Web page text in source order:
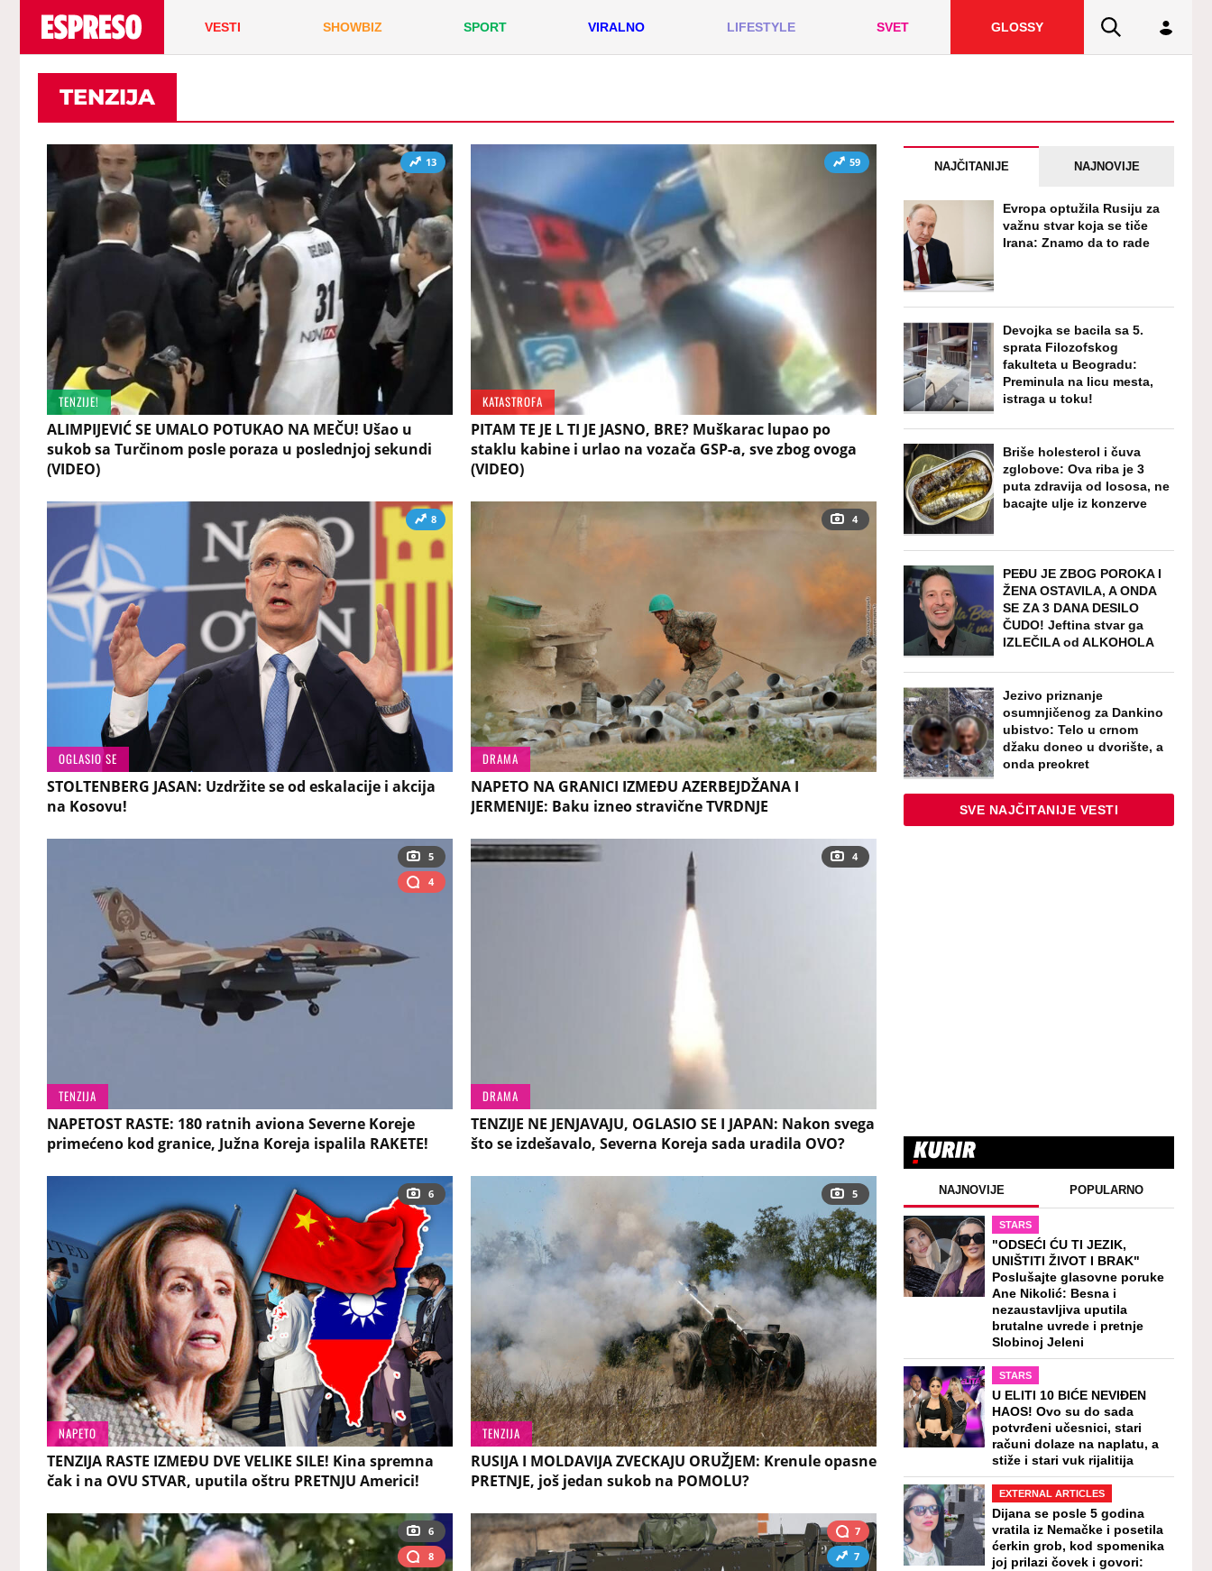
VESTI SHOWBIZ SPORT VIRALNO LIFESTYLE SVET GLOSSY
TENZIJA
13
TENZIJE!
ALIMPIJEVIĆ SE UMALO POTUKAO NA MEČU! Ušao u
sukob sa Turčinom posle poraza u poslednjoj sekundi
(VIDEO)
59
KATASTROFA
PITAM TE JE L TI JE JASNO, BRE? Muškarac lupao po
staklu kabine i urlao na vozača GSP-a, sve zbog ovoga
(VIDEO)
8
OGLASIO SE
STOLTENBERG JASAN: Uzdržite se od eskalacije i akcija
na Kosovu!
4
DRAMA
NAPETO NA GRANICI IZMEĐU AZERBEJDŽANA I
JERMENIJE: Baku izneo stravične TVRDNJE
5
4
TENZIJA
NAPETOST RASTE: 180 ratnih aviona Severne Koreje
primećeno kod granice, Južna Koreja ispalila RAKETE!
4
DRAMA
TENZIJE NE JENJAVAJU, OGLASIO SE I JAPAN: Nakon svega
što se izdešavalo, Severna Koreja sada uradila OVO?
6
NAPETO
TENZIJA RASTE IZMEĐU DVE VELIKE SILE! Kina spremna
čak i na OVU STVAR, uputila oštru PRETNJU Americi!
5
TENZIJA
RUSIJA I MOLDAVIJA ZVECKAJU ORUŽJEM: Krenule opasne
PRETNJE, još jedan sukob na POMOLU?
6
8
7
7
NAJČITANIJE NAJNOVIJE
Evropa optužila Rusiju za
važnu stvar koja se tiče
Irana: Znamo da to rade
Devojka se bacila sa 5.
sprata Filozofskog
fakulteta u Beogradu:
Preminula na licu mesta,
istraga u toku!
Briše holesterol i čuva
zglobove: Ova riba je 3
puta zdravija od lososa, ne
bacajte ulje iz konzerve
PEĐU JE ZBOG POROKA I
ŽENA OSTAVILA, A ONDA
SE ZA 3 DANA DESILO
ČUDO! Jeftina stvar ga
IZLEČILA od ALKOHOLA
Jezivo priznanje
osumnjičenog za Dankino
ubistvo: Telo u crnom
džaku doneo u dvorište, a
onda preokret
SVE NAJČITANIJE VESTI
NAJNOVIJE POPULARNO
STARS
"ODSEĆI ĆU TI JEZIK,
UNIŠTITI ŽIVOT I BRAK"
Poslušajte glasovne poruke
Ane Nikolić: Besna i
nezaustavljiva uputila
brutalne uvrede i pretnje
Slobinoj Jeleni
STARS
U ELITI 10 BIĆE NEVIĐEN
HAOS! Ovo su do sada
potvrđeni učesnici, stari
računi dolaze na naplatu, a
stiže i stari vuk rijalitija
EXTERNAL ARTICLES
Dijana se posle 5 godina
vratila iz Nemačke i posetila
ćerkin grob, kod spomenika
joj prilazi čovek i govori: